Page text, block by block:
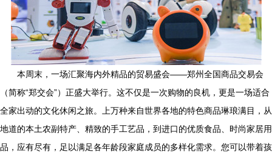
本周末，一场汇聚海内外精品的贸易盛会——郑州全国商品交易会
（简称“郑交会”）正盛大举行。这不仅是一次购物的良机，更是一场适合
全家出动的文化休闲之旅。上万种来自世界各地的特色商品琳琅满目，从
地道的本土农副特产、精致的手工艺品，到进口的优质食品、时尚家居用
品，应有尽有，足以满足各年龄段家庭成员的多样化需求。您可以带着孩